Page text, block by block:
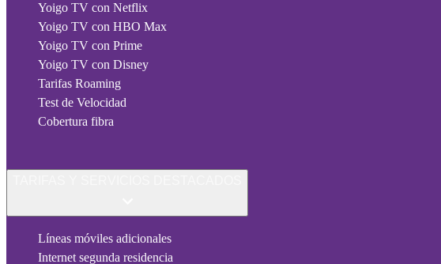
Yoigo TV con Netflix
Yoigo TV con HBO Max
Yoigo TV con Prime
Yoigo TV con Disney
Tarifas Roaming
Test de Velocidad
Cobertura fibra
Líneas móviles adicionales
Internet segunda residencia